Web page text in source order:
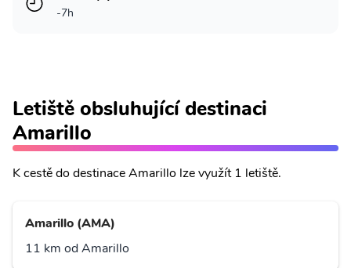
-7h
Letiště obsluhující destinaci
Amarillo
K cestě do destinace Amarillo lze využít 1 letiště.
Amarillo (AMA)
11 km od Amarillo